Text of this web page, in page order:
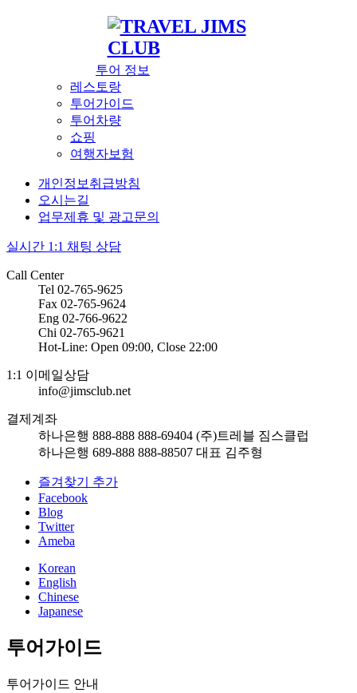
투어 정보
레스토랑
투어가이드
투어차량
쇼핑
여행자보험
개인정보취급방침
오시는길
업무제휴 및 광고문의
실시간 1:1 채팅 상담
Call Center
Tel 02-765-9625
Fax 02-765-9624
Eng 02-766-9622
Chi 02-765-9621
Hot-Line: Open 09:00, Close 22:00
1:1 이메일상담
info@jimsclub.net
결제계좌
하나은행 888-888 888-69404 (주)트레블 짐스클럽
하나은행 689-888 888-88507 대표 김주형
즐겨찾기 추가
Facebook
Blog
Twitter
Ameba
Korean
English
Chinese
Japanese
투어가이드
투어가이드 안내